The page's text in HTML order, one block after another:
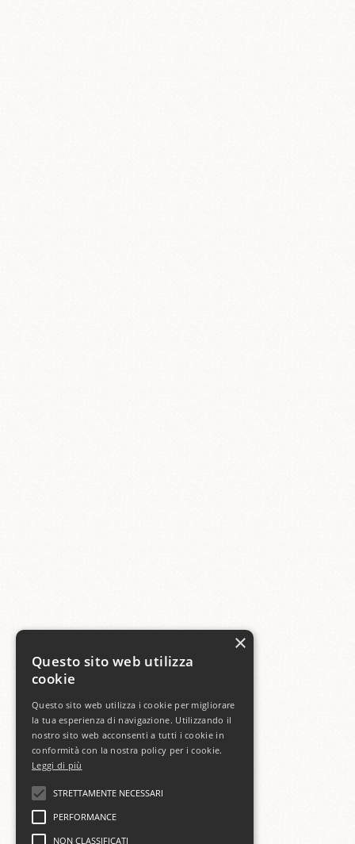
×
Questo sito web utilizza
cookie
Questo sito web utilizza i cookie per migliorare
la tua esperienza di navigazione. Utilizzando il
nostro sito web acconsenti a tutti i cookie in
conformità con la nostra policy per i cookie.
Leggi di più
STRETTAMENTE NECESSARI
PERFORMANCE
NON CLASSIFICATI